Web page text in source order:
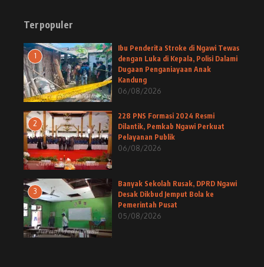
Terpopuler
1
Ibu Penderita Stroke di Ngawi Tewas
dengan Luka di Kepala, Polisi Dalami
Dugaan Penganiayaan Anak
Kandung
06/08/2026
2
228 PNS Formasi 2024 Resmi
Dilantik, Pemkab Ngawi Perkuat
Pelayanan Publik
06/08/2026
3
Banyak Sekolah Rusak, DPRD Ngawi
Desak Dikbud Jemput Bola ke
Pemerintah Pusat
05/08/2026